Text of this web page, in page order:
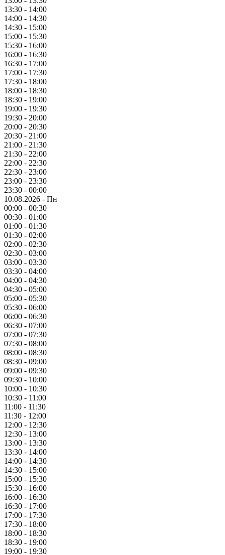
13:30 - 14:00
14:00 - 14:30
14:30 - 15:00
15:00 - 15:30
15:30 - 16:00
16:00 - 16:30
16:30 - 17:00
17:00 - 17:30
17:30 - 18:00
18:00 - 18:30
18:30 - 19:00
19:00 - 19:30
19:30 - 20:00
20:00 - 20:30
20:30 - 21:00
21:00 - 21:30
21:30 - 22:00
22:00 - 22:30
22:30 - 23:00
23:00 - 23:30
23:30 - 00:00
10.08.2026 - Пн
00:00 - 00:30
00:30 - 01:00
01:00 - 01:30
01:30 - 02:00
02:00 - 02:30
02:30 - 03:00
03:00 - 03:30
03:30 - 04:00
04:00 - 04:30
04:30 - 05:00
05:00 - 05:30
05:30 - 06:00
06:00 - 06:30
06:30 - 07:00
07:00 - 07:30
07:30 - 08:00
08:00 - 08:30
08:30 - 09:00
09:00 - 09:30
09:30 - 10:00
10:00 - 10:30
10:30 - 11:00
11:00 - 11:30
11:30 - 12:00
12:00 - 12:30
12:30 - 13:00
13:00 - 13:30
13:30 - 14:00
14:00 - 14:30
14:30 - 15:00
15:00 - 15:30
15:30 - 16:00
16:00 - 16:30
16:30 - 17:00
17:00 - 17:30
17:30 - 18:00
18:00 - 18:30
18:30 - 19:00
19:00 - 19:30